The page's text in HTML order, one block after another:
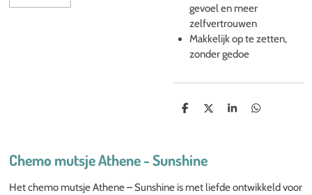
gevoel en meer
zelfvertrouwen
Makkelijk op te zetten,
zonder gedoe
D
n
D
S
D
Chemo mutsje Athene - Sunshine
Het chemo mutsje Athene – Sunshine is met liefde ontwikkeld voor